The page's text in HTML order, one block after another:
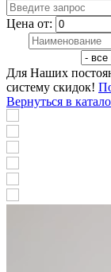
Цена от:
Для Наших
систему скидок!
Вернуться в